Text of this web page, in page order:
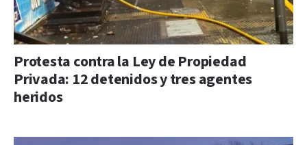
Protesta contra la Ley de Propiedad
Privada: 12 detenidos y tres agentes
heridos